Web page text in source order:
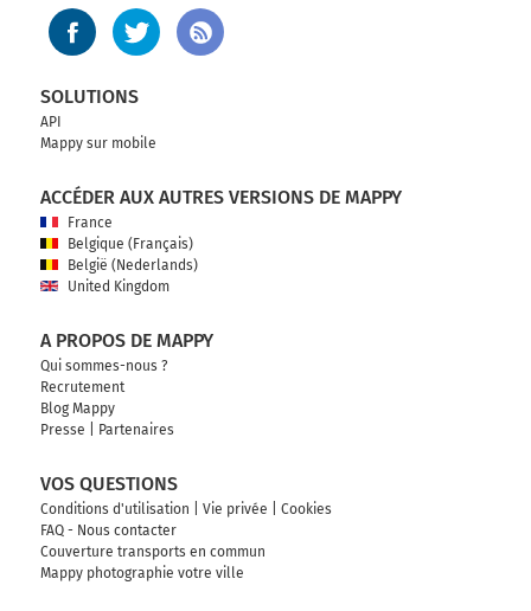
SOLUTIONS
API
Mappy sur mobile
ACCÉDER AUX AUTRES VERSIONS DE MAPPY
France
Belgique (Français)
België (Nederlands)
United Kingdom
A PROPOS DE MAPPY
Qui sommes-nous ?
Recrutement
Blog Mappy
Presse
Partenaires
VOS QUESTIONS
Conditions d'utilisation Vie privée
Cookies
FAQ - Nous contacter
Couverture transports en commun
Mappy photographie votre ville